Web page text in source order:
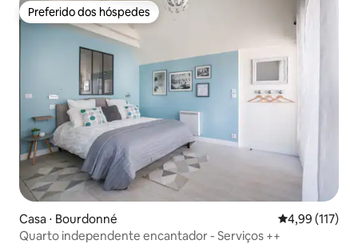
Preferido dos hóspedes
Preferido dos hóspedes
Casa ⋅ Bourdonné 4,99 de uma
4,99 (117)
Quarto independente encantador - Serviços ++